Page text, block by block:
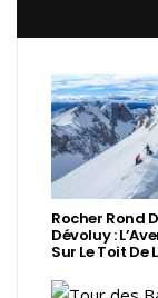
Rocher Rond
Dévoluy :
Sur Le Toit De